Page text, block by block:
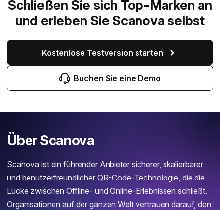
Schließen Sie sich Top-Marken an
und erleben Sie Scanova selbst
Kostenlose Testversion starten
Buchen Sie eine Demo
Über Scanova
Scanova ist ein führender Anbieter sicherer, skalierbarer
und benutzerfreundlicher QR-Code-Technologie, die die
Lücke zwischen Offline- und Online-Erlebnissen schließt.
Organisationen auf der ganzen Welt vertrauen darauf, den